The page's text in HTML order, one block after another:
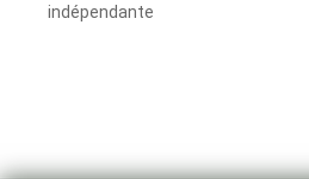
indépendante